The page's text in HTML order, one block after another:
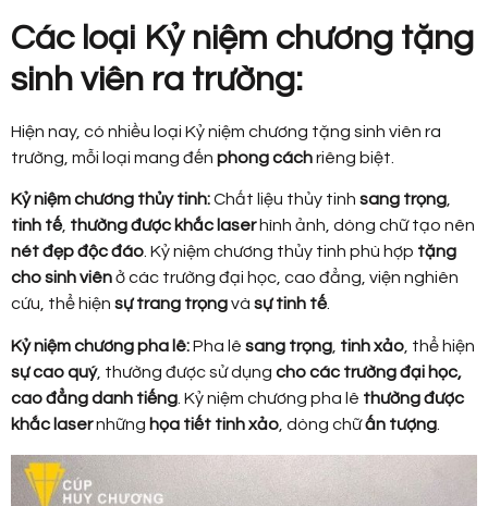
Các loại Kỷ niệm chương tặng
sinh viên ra trường:
Hiện nay, có nhiều loại Kỷ niệm chương tặng sinh viên ra
trường, mỗi loại mang đến phong cáchriêng biệt.
Kỷ niệm chương thủy tinh:Chất liệu thủy tinh sang trọng,
tinh tế, thường được khắc laserhình ảnh, dòng chữ tạo nên
nét đẹp độc đáo. Kỷ niệm chương thủy tinh phù hợp tặng
cho sinh viênở các trường đại học, cao đẳng, viện nghiên
cứu, thể hiện sự trang trọngvà sự tinh tế.
Kỷ niệm chương pha lê:Pha lê sang trọng tinh xảo , thể hiện
sự cao quý, thường được sử dụng cho các trường đại học,
cao đẳng danh tiếng . Kỷ niệm chương pha lê thường được
khắc lasernhững họa tiết tinh xảo , dòng chữấn tượng